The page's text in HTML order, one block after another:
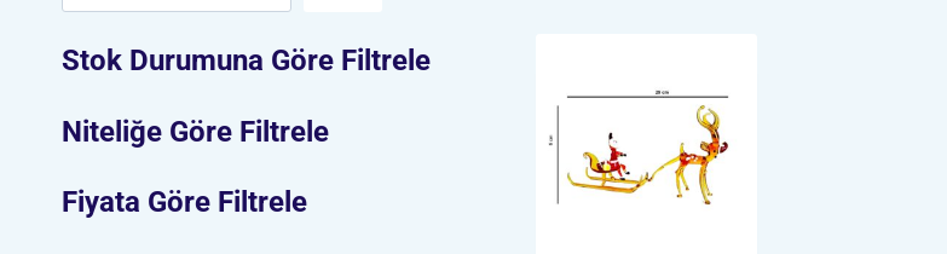
Stok Durumuna Göre Filtrele
Niteliğe Göre Filtrele
Fiyata Göre Filtrele